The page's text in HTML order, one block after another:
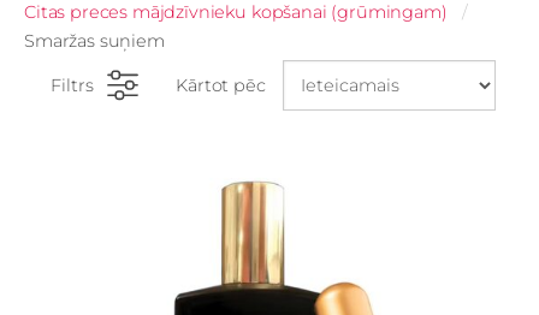
Citas preces mājdzīvnieku kopšanai (grūmingam)
Smaržas suņiem
Filtrs Kārtot pēc